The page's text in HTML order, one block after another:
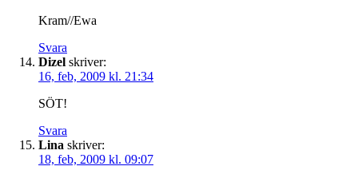
Kram//Ewa
Svara
Dizel skriver:
16, feb, 2009 kl. 21:34
SÖT!
Svara
Lina skriver:
18, feb, 2009 kl. 09:07